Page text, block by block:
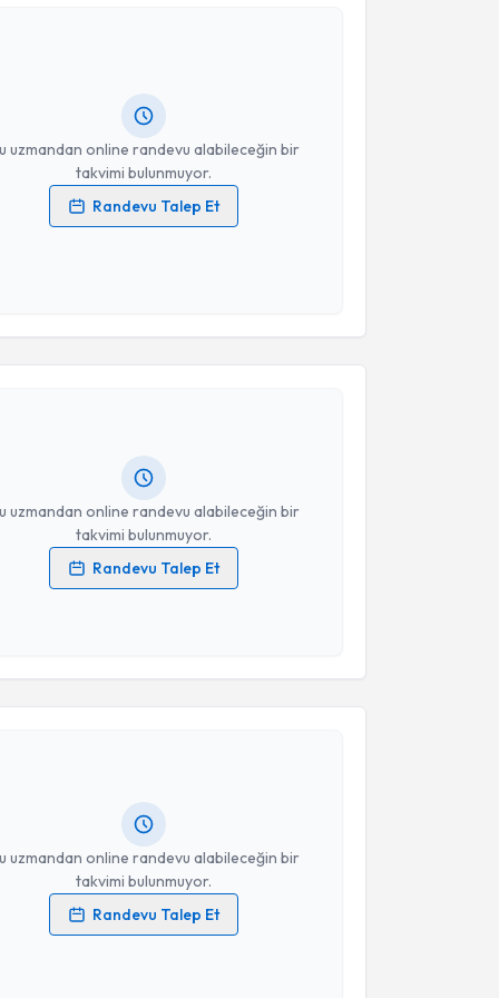
uzmandan online randevu alabileceğin bir
takvimi bulunmuyor.
Randevu Talep Et
verilerimin işlenmesine ilişkinAydınlatma Metni
Takvim Talebini Gönder
uzmandan online randevu alabileceğin bir
takvimi bulunmuyor.
Randevu Talep Et
Talebi
Güneş Keysan
verilerimin işlenmesine ilişkinAydınlatma Metni
Takvim Talebini Gönder
uzmandan online randevu alabileceğin bir
takvimi bulunmuyor.
Randevu Talep Et
verilerimin işlenmesine ilişkinAydınlatma Metni